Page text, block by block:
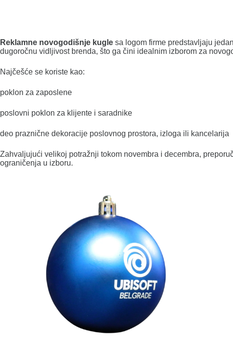
Reklamne novogodišnje kugle sa logom firme predstavljaju
dugoročnu vidljivost brenda, što ga čini idealnim izborom za
Najčešće se koriste kao:
poklon za zaposlene
poslovni poklon za klijente i saradnike
deo praznične dekoracije poslovnog prostora, izloga ili kancelarija
Zahvaljujući velikoj potražnji tokom novembra i decembra,
ograničenja u izboru.